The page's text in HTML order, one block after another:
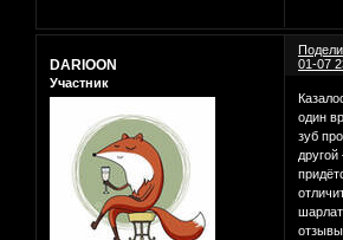
01-07
DARIOON
Участник
один
зуб